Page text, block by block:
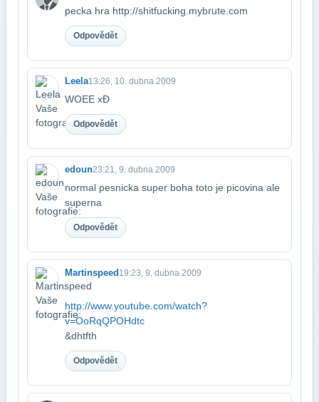
pecka hra http://shitfucking.mybrute.com
Odpovědět
Leela13:26, 10. dubna 2009
WOEE xĐ
Odpovědět
edoun23:21, 9. dubna 2009
normal pesnicka super boha toto je picovina ale
superna
Odpovědět
Martinspeed19:23, 9. dubna 2009
http://www.youtube.com/watch?
v=OoRqQPOHdtc
&dhtfth
Odpovědět